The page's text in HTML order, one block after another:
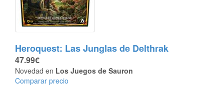
Heroquest: Las Junglas de Delthrak
47.99€
Novedad en Los Juegos de Sauron
Comparar precio